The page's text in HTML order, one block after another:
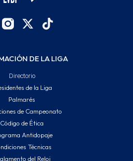
DE LA LIGA
Directorio
de la Liga
Palmarés
de Campeonato
Código de Ética
Antidopaje
Técnicas
del Reloj